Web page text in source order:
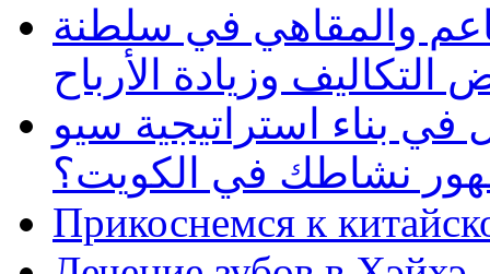
والمقاهي في سلطنة
وزيادة الأرباح
بناء استراتيجية سيو
نشاطك في الكويت؟
Прикоснемся к